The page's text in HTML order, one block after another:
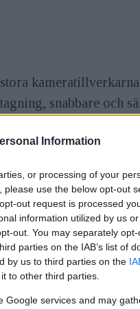
Information
or processing of your
use the below opt-out
out request is processed
information utilized by us
out. You may separately
parties on the IAB’s list of
by us to third parties on the
to other third parties.
Google services and may
snabbare och
dynamiskt
på prov? Båda
haft sitt vinnande
det fått en konkurrent